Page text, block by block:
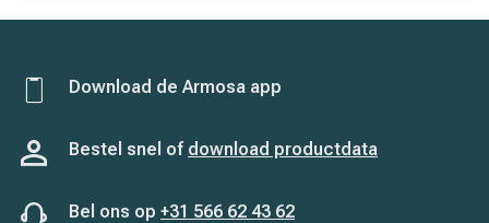
Download de Armosa app
Bestel snel of download productdata
Bel ons op +31 566 62 43 62